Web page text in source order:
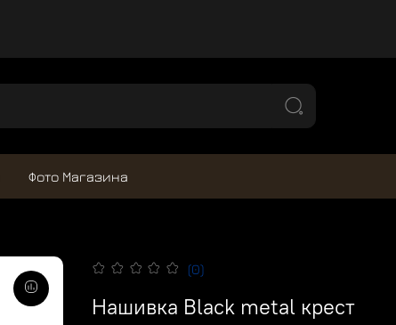
Фото Магазина
(0)
Нашивка Black metal крест